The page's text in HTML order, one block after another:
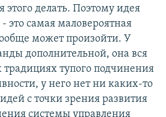
этого делать. Поэтому идея
это самая маловероятная
может произойти. У
дополнительной, она вся
традициях тупого подчинения
у него нет ни каких-то
с точки зрения развития
системы управления